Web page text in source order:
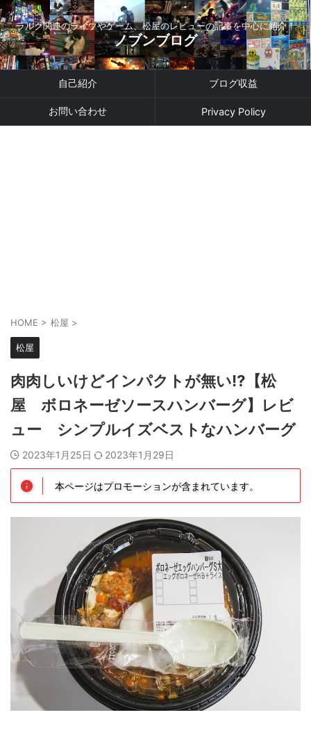
ラルク関連のライブやゲーム、松屋のレビューの記事を中心に紹介！
ノブンブログ
自己紹介 ブログ収益
お問い合わせ Privacy Policy
HOME > 松屋 >
松屋
肉肉しいけどインパクトが無い⁉【松
屋 ボロネーゼソースハンバーグ】レビ
ュー シンプルイズベストなハンバーグ
2023年1月25日 2023年1月29日
本ページはプロモーションが含まれています。